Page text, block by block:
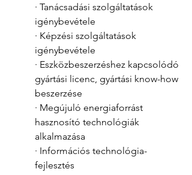
· Tanácsadási szolgáltatások
igénybevétele
· Képzési szolgáltatások
igénybevétele
· Eszközbeszerzéshez kapcsolódó
gyártási licenc, gyártási know-how
beszerzése
· Megújuló energiaforrást
hasznosító technológiák
alkalmazása
· Információs technológia-
fejlesztés